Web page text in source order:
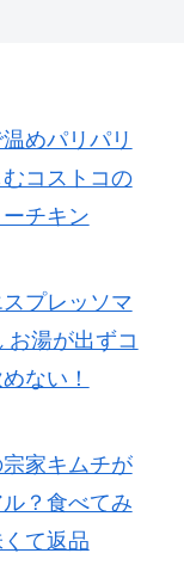
めパリパリ
コストコの
チキン
プレッソマ
お湯が出ずコ
ない！
家キムチが
？食べてみ
て返品